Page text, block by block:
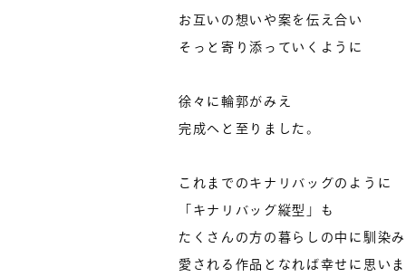
お互いの想いや案を伝え合い
そっと寄り添っていくように
徐々に輪郭がみえ
完成へと至りました。
これまでのキナリバッグのように
「キナリバッグ縦型」も
たくさんの方の暮らしの中に馴染み
愛される作品となれば幸せに思い